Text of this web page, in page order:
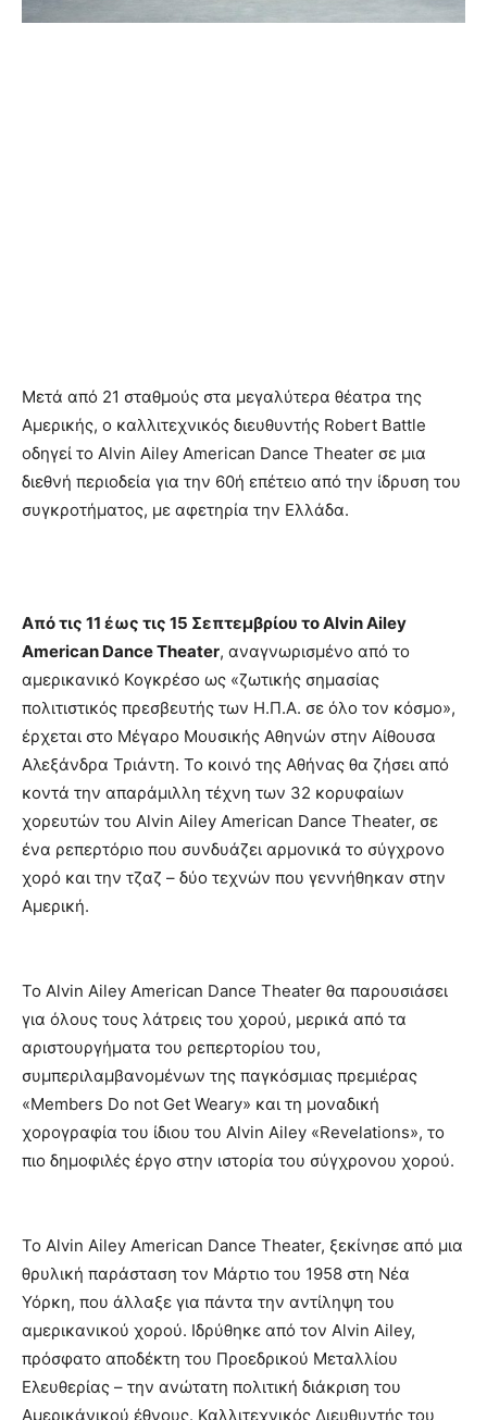
Μετά από 21 σταθμούς στα μεγαλύτερα θέατρα της
Αμερικής, ο καλλιτεχνικός διευθυντής Robert Battle
οδηγεί το Alvin Ailey American Dance Theater σε μια
διεθνή περιοδεία για την 60ή επέτειο από την ίδρυση του
συγκροτήματος, με αφετηρία την Ελλάδα.
Από τις 11 έως τις 15 Σεπτεμβρίου το Alvin Ailey
American Dance Theater, αναγνωρισμένο από το
αμερικανικό Κογκρέσο ως «ζωτικής σημασίας
πολιτιστικός πρεσβευτής των Η.Π.Α. σε όλο τον κόσμο»,
έρχεται στο Μέγαρο Μουσικής Αθηνών στην Αίθουσα
Αλεξάνδρα Τριάντη. Το κοινό της Αθήνας θα ζήσει από
κοντά την απαράμιλλη τέχνη των 32 κορυφαίων
χορευτών του Alvin Ailey American Dance Theater, σε
ένα ρεπερτόριο που συνδυάζει αρμονικά το σύγχρονο
χορό και την τζαζ – δύο τεχνών που γεννήθηκαν στην
Αμερική.
Το Alvin Ailey American Dance Theater θα παρουσιάσει
για όλους τους λάτρεις του χορού, μερικά από τα
αριστουργήματα του ρεπερτορίου του,
συμπεριλαμβανομένων της παγκόσμιας πρεμιέρας
«Members Do not Get Weary» και τη μοναδική
χορογραφία του ίδιου του Alvin Ailey «Revelations», το
πιο δημοφιλές έργο στην ιστορία του σύγχρονου χορού.
Το Alvin Ailey American Dance Theater, ξεκίνησε από μια
θρυλική παράσταση τον Μάρτιο του 1958 στη Νέα
Υόρκη, που άλλαξε για πάντα την αντίληψη του
αμερικανικού χορού. Ιδρύθηκε από τον Alvin Ailey,
πρόσφατο αποδέκτη του Προεδρικού Μεταλλίου
Ελευθερίας – την ανώτατη πολιτική διάκριση του
Αμερικάνικού έθνους. Καλλιτεχνικός Διευθυντής του